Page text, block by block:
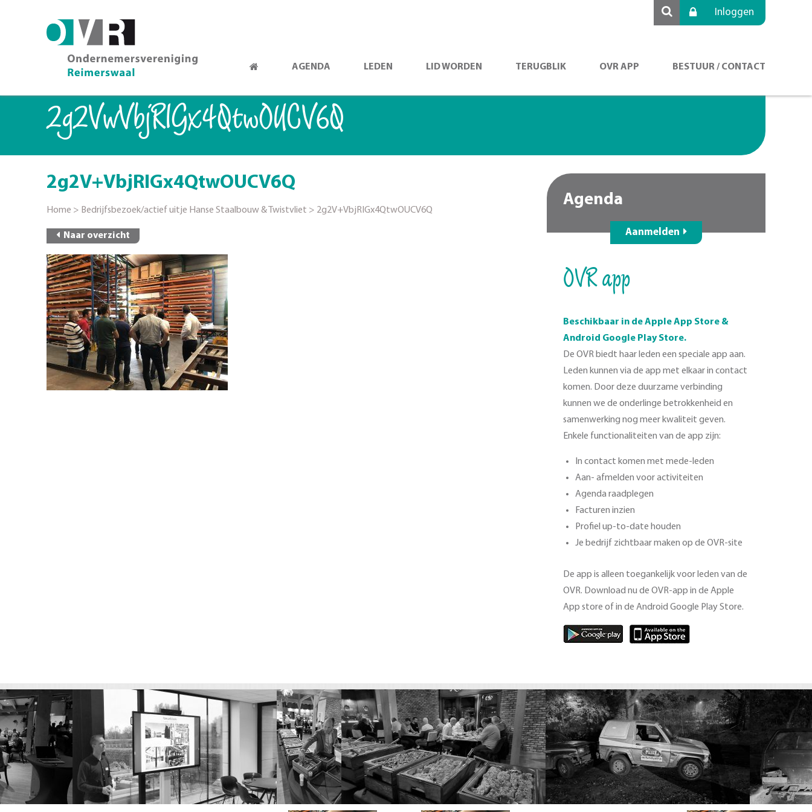
Inloggen
AGENDA LEDEN LID WORDEN TERUGBLIK OVR APP BESTUUR / CONTACT
2g2V+VbjRIGx4QtwOUCV6Q
2g2V+VbjRIGx4QtwOUCV6Q
Home > Bedrijfsbezoek/actief uitje Hanse Staalbouw & Twistvliet > 2g2V+VbjRIGx4QtwOUCV6Q
Naar overzicht
Agenda
Aanmelden
OVR app
Beschikbaar in de Apple App Store &
Android Google Play Store.
De OVR biedt haar leden een speciale app aan.
Leden kunnen via de app met elkaar in contact
komen. Door deze duurzame verbinding
kunnen we de onderlinge betrokkenheid en
samenwerking nog meer kwaliteit geven.
Enkele functionaliteiten van de app zijn:
In contact komen met mede-leden
Aan- afmelden voor activiteiten
Agenda raadplegen
Facturen inzien
Profiel up-to-date houden
Je bedrijf zichtbaar maken op de OVR-site
De app is alleen toegankelijk voor leden van de
OVR. Download nu de OVR-app in de Apple
App store of in de Android Google Play Store.